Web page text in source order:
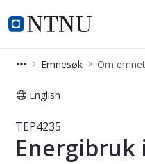
NTNU Hjemmeside
Studier
Emnesøk Om emnet
English
Emne -
TEP4235
Energibruk